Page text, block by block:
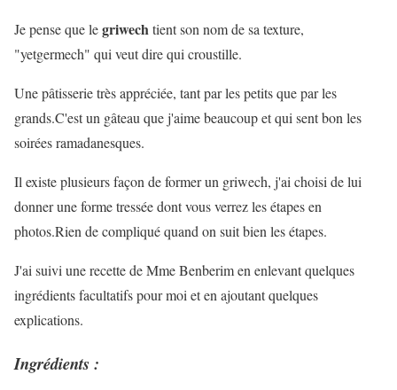
Je pense que legriwechtient son nom de sa texture,
"yetgermech" qui veut dire qui croustille.
Une pâtisserie très appréciée, tant par les petits que par les
grands.C'est un gâteau que j'aime beaucoup et qui sent bon les
soirées ramadanesques.
Il existe plusieurs façon de former un griwech, j'ai choisi de lui
donner une forme tressée dont vous verrez les étapes en
photos.Rien de compliqué quand on suit bien les étapes.
J'ai suivi une recette de Mme Benberim en enlevant quelques
ingrédients facultatifs pour moi et en ajoutant quelques
explications.
Ingrédients :